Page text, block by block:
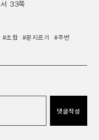
33쪽
#조합 #문지르기
#주변